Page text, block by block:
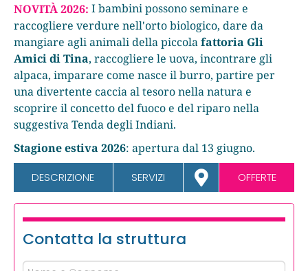
NOVITÀ 2026: I bambini possono seminare e
raccogliere verdure nell'orto biologico, dare da
mangiare agli animali della piccolafattoria Gli
Amici di Tina, raccogliere le uova, incontrare gli
alpaca, imparare come nasce il burro, partire per
una divertente caccia al tesoro nella natura e
scoprire il concetto del fuoco e del riparo nella
suggestiva Tenda degli Indiani.
Stagione estiva 2026: apertura dal 13 giugno.
DESCRIZIONE SERVIZI OFFERTE
Contatta la struttura